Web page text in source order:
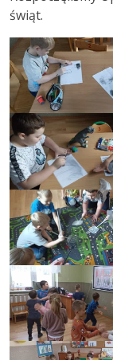
świąt.